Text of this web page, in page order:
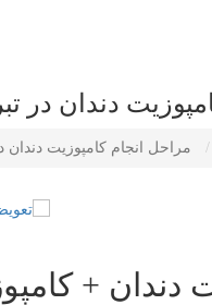
دندان در
مراحل انجام کامپوزیت دندان
دندان +